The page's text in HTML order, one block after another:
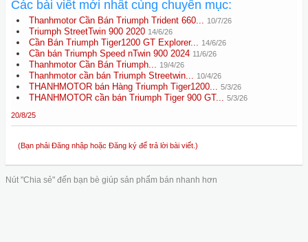
Các bài viết mới nhất cùng chuyên mục:
Thanhmotor Cần Bán Triumph Trident 660... 10/7/26
Triumph StreetTwin 900 2020 14/6/26
Cần Bán Triumph Tiger1200 GT Explorer... 14/6/26
Cần bán Triumph Speed nTwin 900 2024 11/6/26
Thanhmotor Cần Bán Triumph... 19/4/26
Thanhmotor cần bán Triumph Streetwin... 10/4/26
THANHMOTOR bán Hàng Triumph Tiger1200... 5/3/26
THANHMOTOR cần bán Triumph Tiger 900 GT... 5/3/26
20/8/25
(Bạn phải Đăng nhập hoặc Đăng ký để trả lời bài viết.)
Nút "Chia sẻ" đến bạn bè giúp sản phẩm bán nhanh hơn